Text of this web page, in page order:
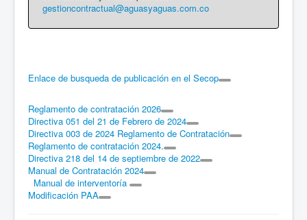
gestioncontractual@aguasyaguas.com.co
Enlace de busqueda de publicación en el Secop
Reglamento de contratación 2026
Directiva 051 del 21 de Febrero de 2024
Directiva 003 de 2024 Reglamento de Contratación
Reglamento de contratación 2024.
Directiva 218 del 14 de septiembre de 2022
Manual de Contratación 2024
Manual de interventoría
Modificación PAA